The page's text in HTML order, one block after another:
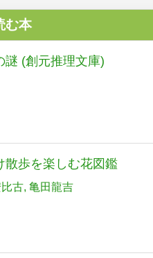
む本
謎 (創元推理文庫)
散歩を楽しむ花図鑑
古 亀田龍吉